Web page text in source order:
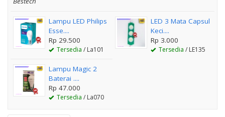
Lampu LED Philips
Esse....
Rp 29.500
Tersedia / La101
LED 3 Mata Capsul
Keci....
Rp 3.000
Tersedia / LE135
Lampu Magic 2
Baterai ....
Rp 47.000
Tersedia / La070